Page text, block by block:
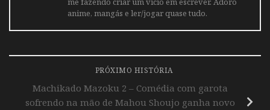
anime, mangás e ler/jogar quase tudo.
PRÓXIMO HISTÓRIA
Machikado Mazoku 2 – Comédia com garota
sofrendo na mão de Mahou Shoujo ganha novo